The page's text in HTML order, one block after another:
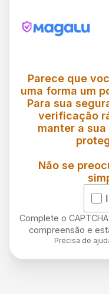
Parece que
uma forma um
Para sua
verificação
manter a
Não se
Complete o
compreensão e
Precisa de